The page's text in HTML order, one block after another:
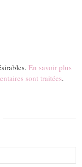
En savoir plus
sont traitées.